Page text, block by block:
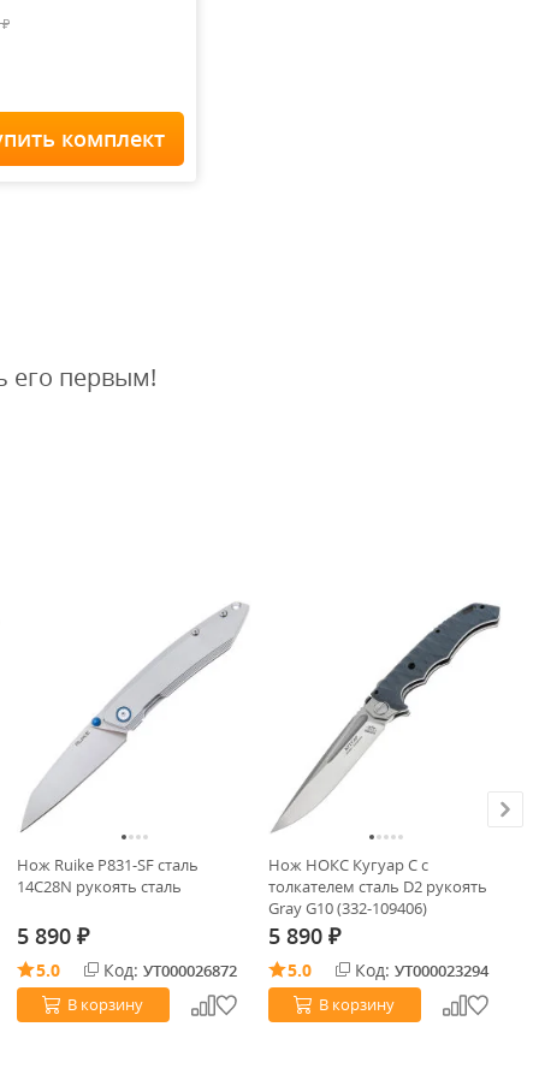
₽
Staff
комплект
его первым!
Нож Ruike P831-SF сталь
14C28N рукоять сталь
5 890 ₽
5.0 Код: УТ000026872
В корзину
Нож НОКС Кугуар С с
толкателем сталь D2 рукоять
Gray G10 (332-109406)
5 890 ₽
5.0 Код: УТ000023294
В корзину